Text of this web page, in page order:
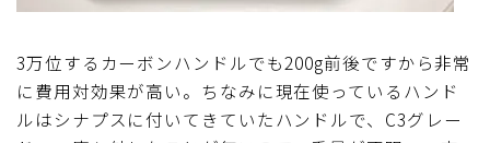
3万位するカーボンハンドルでも200g前後ですから非常
に費用対効果が高い。ちなみに現在使っているハンド
ルはシナプスに付いてきていたハンドルで、C3グレー